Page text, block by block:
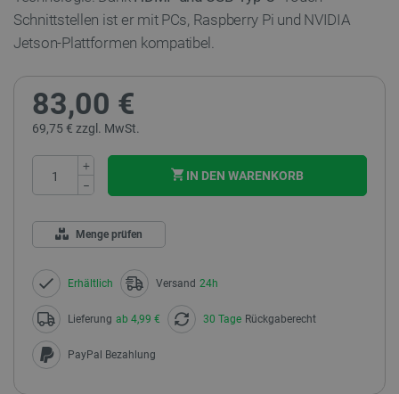
Schnittstellen ist er mit PCs, Raspberry Pi und NVIDIA
Jetson-Plattformen kompatibel.
83,00 €
69,75 € zzgl. MwSt.
+
−
IN DEN WARENKORB
Menge prüfen
Erhältlich Versand 24h
Lieferung ab 4,99 € 30 Tage Rückgaberecht
PayPal Bezahlung